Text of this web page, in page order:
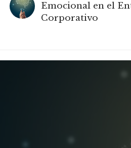
Emocional en el
Corporativo